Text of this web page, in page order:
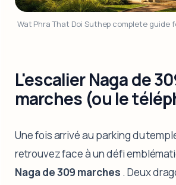
Wat Phra That Doi Suthep complete
L'escalier Naga de
marches (ou le
Une fois arrivé au parking du
retrouvez face à un défi
Naga de 309 marches . Deux